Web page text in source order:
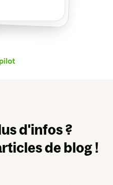
d'infos ?
de blog !